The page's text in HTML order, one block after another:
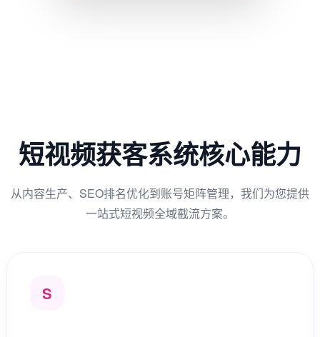
短视频获客系统核心能力
从内容生产、SEO排名优化到账号矩阵管理，我们为您提供
一站式短视频全域截流方案。
S